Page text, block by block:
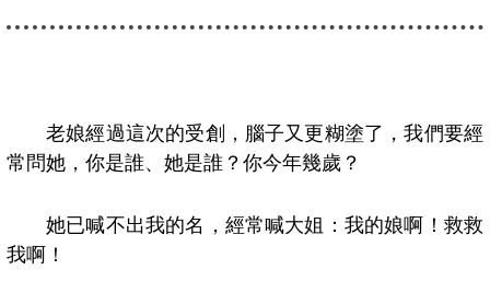
老娘經過這次的受創，腦子又更糊塗了，我們要經
常問她，你是誰、她是誰？你今年幾歲？
她已喊不出我的名，經常喊大姐：我的娘啊！救救
我啊！